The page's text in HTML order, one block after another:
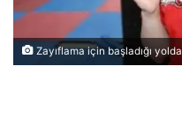
Zayıflama için başladığı